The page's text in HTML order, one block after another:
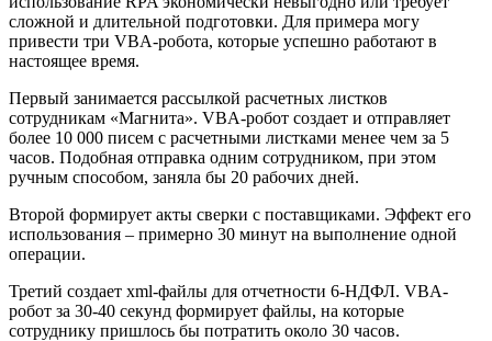
сложной и длительной подготовки. Для примера могу
привести три VBA-робота, которые успешно работают в
настоящее время.
Первый занимается рассылкой расчетных листков
сотрудникам «Магнита». VBA-робот создает и отправляет
более 10 000 писем с расчетными листками менее чем за 5
часов. Подобная отправка одним сотрудником, при этом
ручным способом, заняла бы 20 рабочих дней.
Второй формирует акты сверки с поставщиками. Эффект его
использования – примерно 30 минут на выполнение одной
операции.
Третий создает xml-файлы для отчетности 6-НДФЛ. VBA-
робот за 30-40 секунд формирует файлы, на которые
сотруднику пришлось бы потратить около 30 часов.